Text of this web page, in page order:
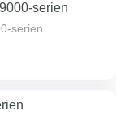
serien
serien.